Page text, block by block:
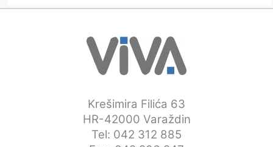
Krešimira Filića 63
HR-42000 Varaždin
Tel: 042 312 885